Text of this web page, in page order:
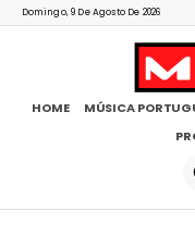
Domingo, 9 De Agosto De 2026
HOME MÚSICA